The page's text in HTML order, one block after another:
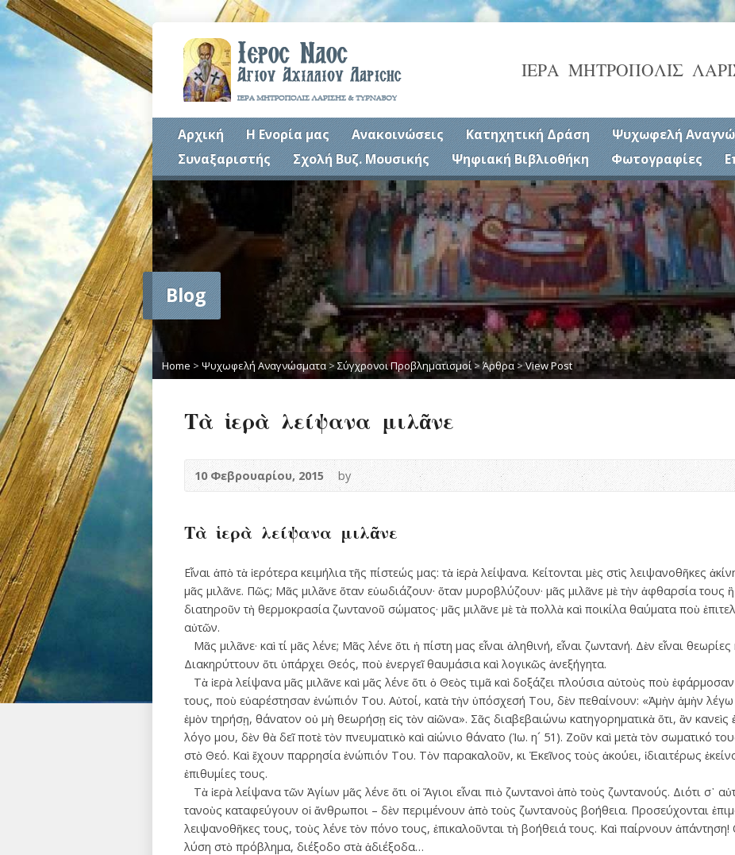
ΙΕΡΑ ΜΗΤΡΟΠΟΛΙΣ
Αρχική Η Ενορία μας Ανακοινώσεις Κατηχητική Δράση
Ψυχωφελή
Συναξαριστής
Σχολή Βυζ. Μουσικής Ψηφιακή Βιβλιοθήκη Φωτογραφίες
Blog
Home > Ψυχωφελή Αναγνώσματα>Σύγχρονοι Προβληματισμοί>Άρθρα>View Post
Τὰ ἱερὰ λείψανα μιλᾶνε
10 Φεβρουαρίου, 2015 by
Τὰ ἱερὰ λείψανα μιλᾶνε
Εἶναι ἀπὸ τὰ ἱερότερα κειμήλια τῆς πίστεώς μας: τὰ ἱερὰ λείψανα. Κείτονται μὲς στὶς λειψανοθῆκες
μᾶς μιλᾶνε. Πῶς; Μᾶς μιλᾶνε ὅταν εὐωδιάζουν· ὅταν μυροβλύζουν· μᾶς μιλᾶνε μὲ τὴν ἀφθαρσία τους ἢ
διατη­ροῦν τὴ θερμοκρασία ζωντανοῦ σώματος· μᾶς μιλᾶνε μὲ τὰ πολλὰ καὶ ποικίλα θαύματα ποὺ
αὐτῶν.
Μᾶς μιλᾶνε· καὶ τί μᾶς λένε; Μᾶς λένε ὅτι ἡ πίστη μας εἶναι ἀληθινή, εἶναι ζωντανή. Δὲν εἶναι
Διακηρύττουν ὅτι ὑπάρχει Θεός, ποὺ ἐνεργεῖ θαυμάσια καὶ λογικῶς ἀνεξήγητα.
Τὰ ἱερὰ λείψανα μᾶς μιλᾶνε καὶ μᾶς λένε ὅτι ὁ Θεὸς τιμᾶ καὶ δοξάζει πλούσια αὐτοὺς ποὺ
τους, ποὺ εὐαρέστησαν ἐνώπιόν Του. Αὐτοί, κατὰ τὴν ὑπόσχεσή Του, δὲν πεθαίνουν: «Ἀμὴν ἀμὴν λέγω
ἐμὸν τηρήσῃ, θάνατον οὐ μὴ θεωρήσῃ εἰς τὸν αἰῶνα». Σᾶς διαβεβαιώνω κατηγορηματικὰ ὅτι, ἂν
λόγο μου, δὲν θὰ δεῖ ποτὲ τὸν πνευματικὸ καὶ αἰώνιο θάνατο (Ἰω. η´ 51). Ζοῦν καὶ μετὰ τὸν σωματικό
στὸ Θεό. Καὶ ἔχουν παρρησία ἐνώπιόν Του. Τὸν παρακαλοῦν, κι Ἐκεῖνος τοὺς ἀκούει, ἰδιαιτέρως
ἐπιθυμίες τους.
Τὰ ἱερὰ λείψανα τῶν Ἁγίων μᾶς λένε ὅτι οἱ Ἅγιοι εἶναι πιὸ ζωντανοὶ ἀπὸ τοὺς ζωντανούς. Διότι σ᾿
τανοὺς καταφεύγουν οἱ ἄνθρωποι – δὲν περιμένουν ἀπὸ τοὺς ζωντανοὺς ­βοήθεια. Προσεύχονται
λειψανοθῆκες τους, τοὺς λένε τὸν πόνο τους, ἐπικαλοῦνται τὴ βοήθειά τους. Καὶ παίρνουν
λύση στὸ πρόβλημα, διέξοδο στὰ ἀδιέξοδα…